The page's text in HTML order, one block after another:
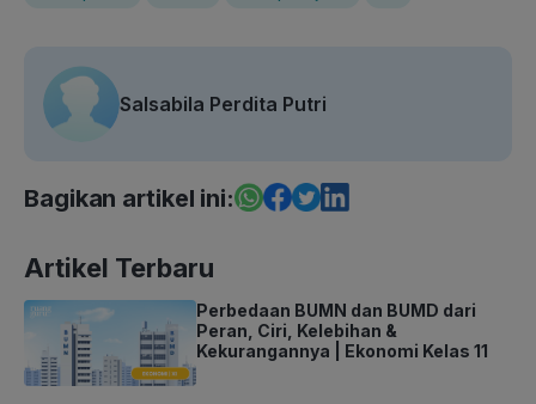
Salsabila Perdita Putri
Bagikan artikel ini:
Artikel Terbaru
Perbedaan BUMN dan BUMD dari
Peran, Ciri, Kelebihan &
Kekurangannya | Ekonomi Kelas 11